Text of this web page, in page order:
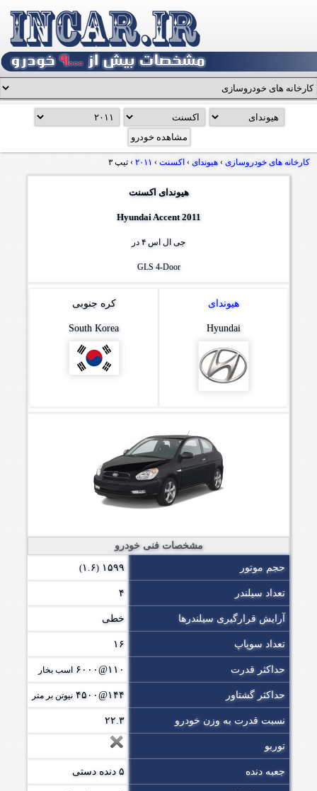
هیوندای اکسنت
Hyundai Accent 2011
جی ال اس ۴ در
GLS 4-Door
هیوندای
Hyundai
کره جنوبی
South Korea
مشخصات فنی خودرو
حجم موتور ۱۵۹۹ (۱.۶)
تعداد سیلندر ۴
آرایش قرارگیری سیلندرها خطی
تعداد سوپاپ ۱۶
حداکثر قدرت ۱۱۰@۶۰۰۰ اسب بخار
حداکثر گشتاور ۱۴۴@۴۵۰۰ نیوتن بر متر
نسبت قدرت به وزن خودرو ۲۲.۳
توربو
جعبه دنده ۵ دنده دستی
کارخانه های خودروسازی › هیوندای › اکسنت › ۲۰۱۱ › تیپ ۳